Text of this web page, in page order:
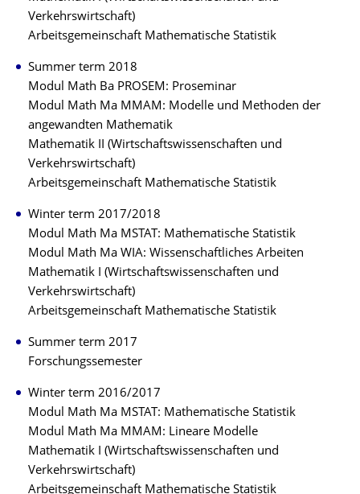
Verkehrswirtschaft)
Arbeitsgemeinschaft Mathematische Statistik
Summer term 2018
Modul Math Ba PROSEM: Proseminar
Modul Math Ma MMAM: Modelle und Methoden der
angewandten Mathematik
Mathematik II (Wirtschaftswissenschaften und
Verkehrswirtschaft)
Arbeitsgemeinschaft Mathematische Statistik
Winter term 2017/2018
Modul Math Ma MSTAT: Mathematische Statistik
Modul Math Ma WIA: Wissenschaftliches Arbeiten
Mathematik I (Wirtschaftswissenschaften und
Verkehrswirtschaft)
Arbeitsgemeinschaft Mathematische Statistik
Summer term 2017
Forschungssemester
Winter term 2016/2017
Modul Math Ma MSTAT: Mathematische Statistik
Modul Math Ma MMAM: Lineare Modelle
Mathematik I (Wirtschaftswissenschaften und
Verkehrswirtschaft)
Arbeitsgemeinschaft Mathematische Statistik